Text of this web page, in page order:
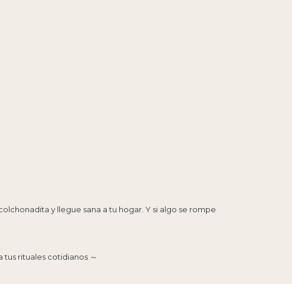
y llegue sana a tu hogar. Y si algo se rompe
rituales cotidianos ～